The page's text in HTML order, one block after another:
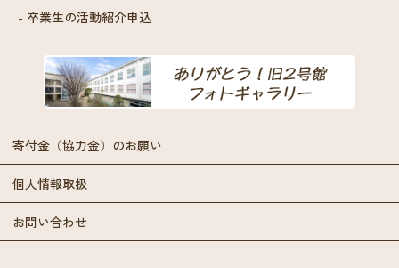
卒業生の活動紹介申込
寄付金（協力金）のお願い
個人情報取扱
お問い合わせ